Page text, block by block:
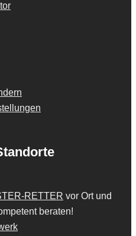
RETTER vor Ort und
beraten!